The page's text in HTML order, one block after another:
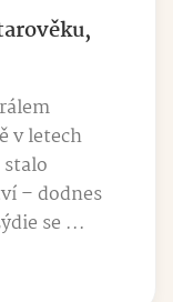
v letech
– dodnes
se ...